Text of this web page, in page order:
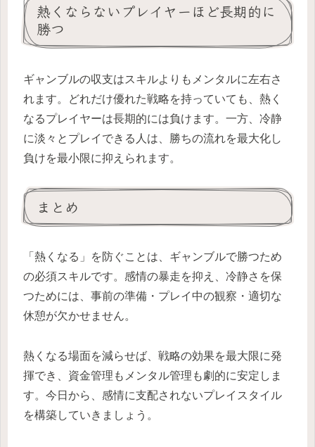
熱くならないプレイヤーほど長期的に
勝つ
ギャンブルの収支はスキルよりもメンタルに左右さ
れます。どれだけ優れた戦略を持っていても、熱く
なるプレイヤーは長期的には負けます。一方、冷静
に淡々とプレイできる人は、勝ちの流れを最大化し
負けを最小限に抑えられます。
まとめ
「熱くなる」を防ぐことは、ギャンブルで勝つため
の必須スキルです。感情の暴走を抑え、冷静さを保
つためには、事前の準備・プレイ中の観察・適切な
休憩が欠かせません。
熱くなる場面を減らせば、戦略の効果を最大限に発
揮でき、資金管理もメンタル管理も劇的に安定しま
す。今日から、感情に支配されないプレイスタイル
を構築していきましょう。